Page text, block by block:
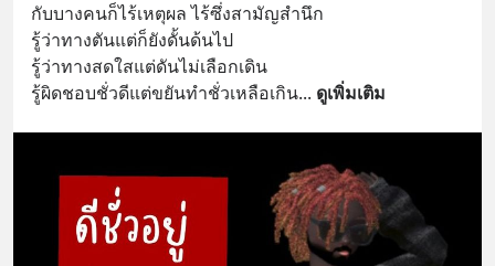
กับบางคนก็ไร้เหตุผล ไร้ซึ่งสามัญสำนึก
รู้ว่าทางตันแต่ก็ยังดั้นด้นไป
รู้ว่าทางสดใสแต่ดันไม่เลือกเดิน
รู้ผิดชอบชั่วดีแต่ขยันทำชั่วเหลือเกิน... ดูเพิ่มเติม